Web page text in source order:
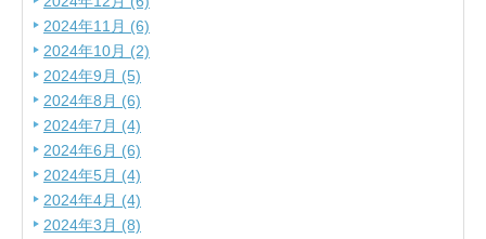
2024年11月 (6)
2024年10月 (2)
2024年9月 (5)
2024年8月 (6)
2024年7月 (4)
2024年6月 (6)
2024年5月 (4)
2024年4月 (4)
2024年3月 (8)